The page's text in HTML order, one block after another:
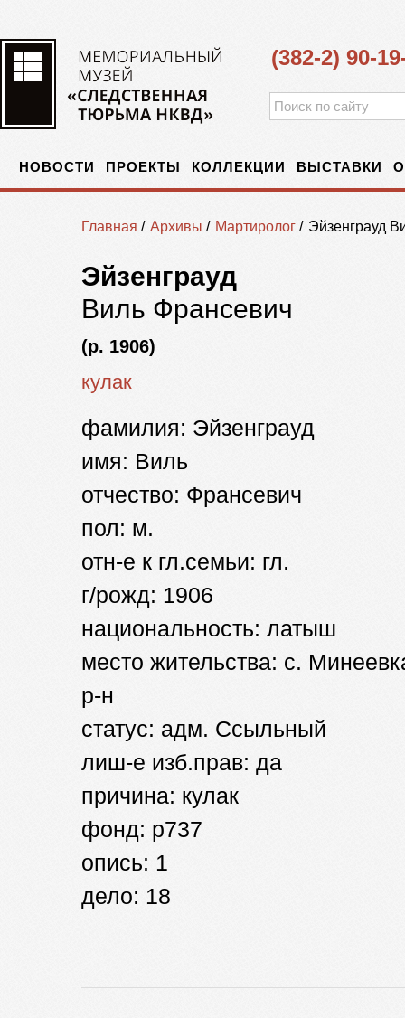
(382-2) 90-
НОВОСТИ ПРОЕКТЫ КОЛЛЕКЦИИ ВЫСТАВКИ
Главная / Архивы / Мартиролог / Эйзенграуд
Эйзенграуд
Виль Франсевич
(р. 1906)
кулак
фамилия: Эйзенграуд
имя: Виль
отчество: Франсевич
пол: м.
отн-е к гл.семьи: гл.
г/рожд: 1906
национальность: латыш
место жительства: с.
р-н
статус: адм. Ссыльный
лиш-е изб.прав: да
причина: кулак
фонд: р737
опись: 1
дело: 18